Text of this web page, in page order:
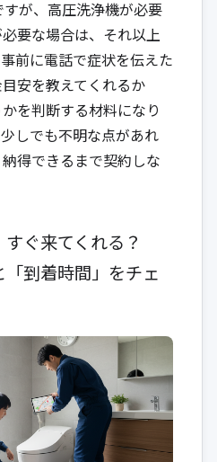
が、高圧洗浄機が必要
要な場合は、それ以上
前に電話で症状を伝えた
安を教えてくれるか
を判断する材料になり
しでも不明な点があれ
得できるまで契約しな
ぐ来てくれる？
「到着時間」をチェ